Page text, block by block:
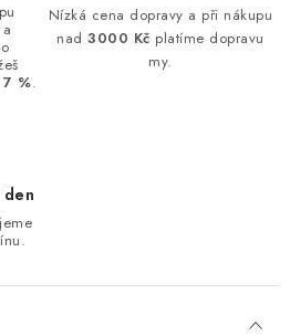
%.
Nízká cena dopravy a při nákupu
nad3000 Kč platíme dopravu
my.